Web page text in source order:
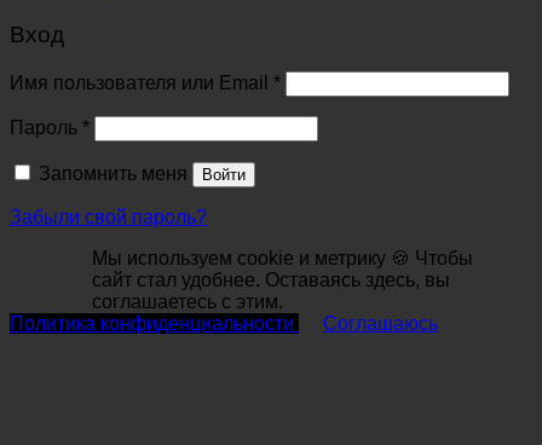
Вход
Имя пользователя или Email *Обязательно
Пароль *Обязательно
Запомнить меня Войти
Забыли свой пароль?
Мы используем cookie и метрику 🍪 Чтобы
сайт стал удобнее. Оставаясь здесь, вы
соглашаетесь с этим.
Политика конфиденциальности
Соглашаюсь